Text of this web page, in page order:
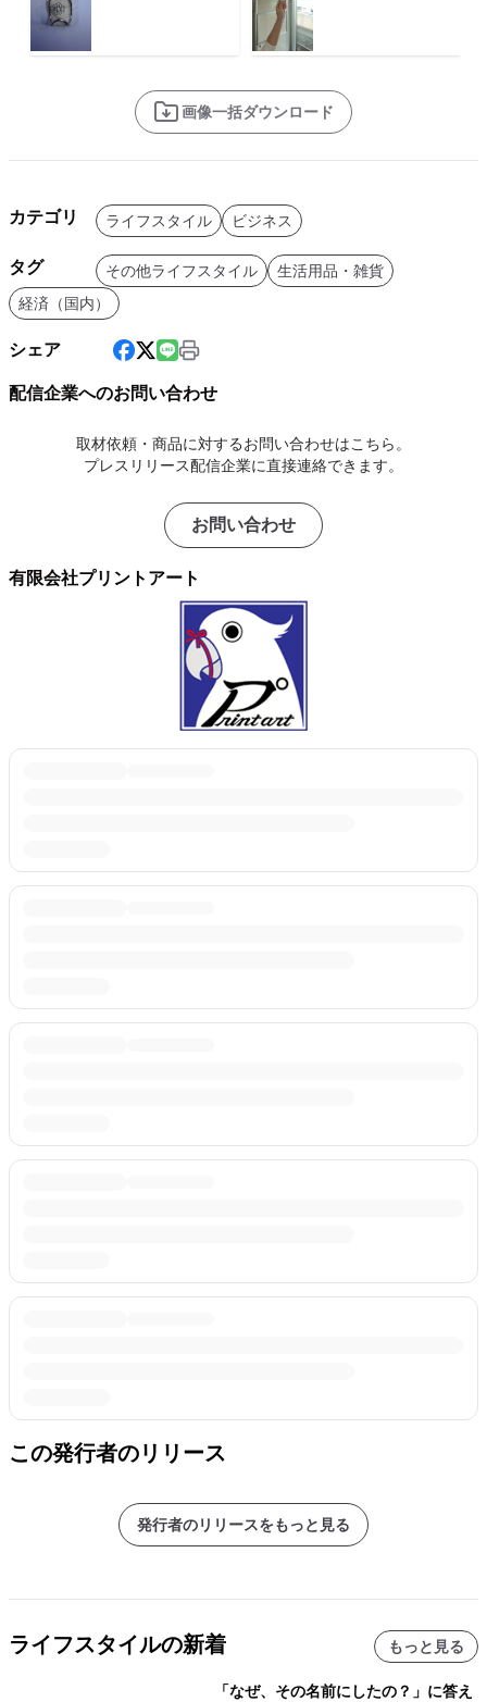
画像一括ダウンロード
カテゴリ ライフスタイル ビジネス
タグ その他ライフスタイル
生活用品・雑貨
経済（国内）
シェア
配信企業へのお問い合わせ
取材依頼・商品に対するお問い合わせはこちら。
プレスリリース配信企業に直接連絡できます。
お問い合わせ
有限会社プリントアート
この発行者のリリース
発行者のリリースをもっと見る
ライフスタイルの新着 もっと見る
「なぜ、その名前にしたの？」に答え